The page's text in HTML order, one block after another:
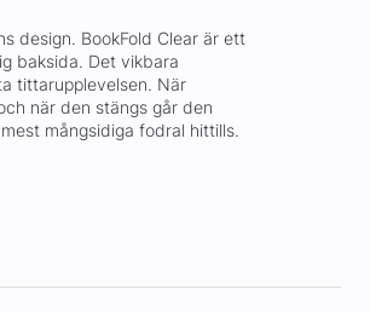
design. BookFold Clear är ett
baksida. Det vikbara
tittarupplevelsen. När
när den stängs går den
mångsidiga fodral hittills.